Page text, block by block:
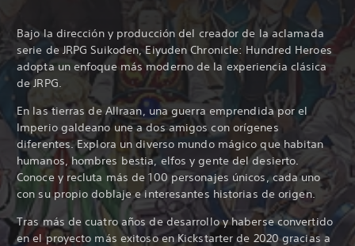
Bajo la dirección y producción del creador de la aclamada
serie de JRPG Suikoden, Eiyuden Chronicle: Hundred Heroes
adopta un enfoque más moderno de la experiencia clásica
de JRPG.
En las tierras de Allraan, una guerra emprendida por el
Imperio galdeano une a dos amigos con orígenes
diferentes. Explora un diverso mundo mágico que habitan
humanos, hombres bestia, elfos y gente del desierto.
Conoce y recluta más de 100 personajes únicos, cada uno
con su propio doblaje e interesantes historias de origen.
Tras más de cuatro años de desarrollo y haberse convertido
en el proyecto más exitoso en Kickstarter de 2020 gracias a